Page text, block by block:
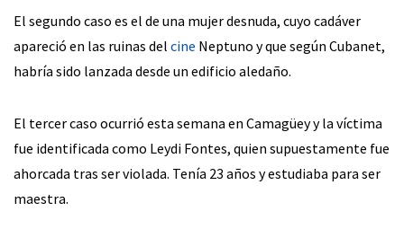
El segundo caso es el de una mujer desnuda, cuyo cadáver
apareció en las ruinas del cine Neptuno y que según Cubanet,
habría sido lanzada desde un edificio aledaño.
El tercer caso ocurrió esta semana en Camagüey y la víctima
fue identificada como Leydi Fontes, quien supuestamente fue
ahorcada tras ser violada. Tenía 23 años y estudiaba para ser
maestra.